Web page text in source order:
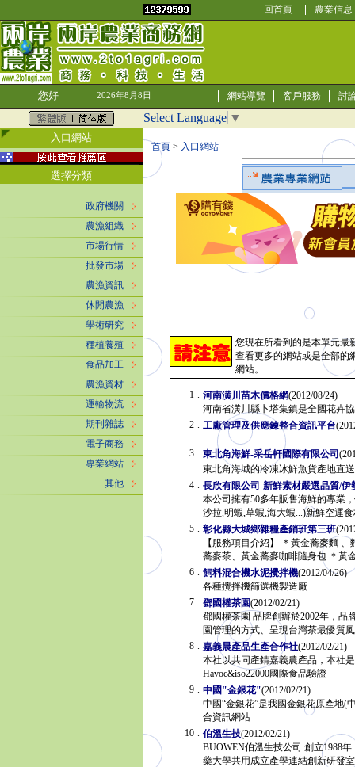
回首頁 農業信息
您好 2026年8月8日 網站導覽 客戶服務 討
Select Language ▼
入口網站
選擇分類
政府機關
農漁組織
市場行情
批發市場
農漁資訊
休閒農漁
學術研究
種植養殖
食品加工
農漁資材
運輸物流
期刊雜誌
電子商務
專業網站
其他
首頁 > 入口網站
您現在所看到的是本單元最
查看更多的網站或是全部的
網站。
1 . 河南潢川苗木價格網(2012/08/24)
河南省潢川縣卜塔集鎮是全國花卉
2 . 工廠管理及供應鍊整合資訊平台
3 . 東北角海鮮-采岳軒國際有限公司
東北角海域的冷凍冰鮮魚貨產地直
4 . 長欣有限公司-新鮮素材嚴選品質/伊
本公司擁有50多年販售海鮮的專業
沙拉,明蝦,草蝦,海大蝦...)新鮮空運
5 . 彰化縣大城鄉雜糧產銷班第三班
【服務項目介紹】 ＊黃金蕎麥麵
蕎麥茶、黃金蕎麥咖啡隨身包 ＊
6 . 飼料混合機水泥攪拌機(2012/04/
各種攪拌機篩選機製造廠
7 . 鄧國權茶園(2012/02/21)
鄧國權茶園 品牌創辦於2002年，品
園管理的方式、呈現台灣茶最優
8 . 嘉義晨產品生產合作社(2012/02/
本社以共同產錆嘉義農產品，本社
Havoc&iso22000國際食品驗證
9 . 中國"金銀花"(2012/02/21)
中國“金銀花”是我國金銀花原產地(
合資訊網站
10 . 伯溫生技(2012/02/21)
BUOWEN伯溫生技公司 創立1988
藥大學共用成立產學連結創新研